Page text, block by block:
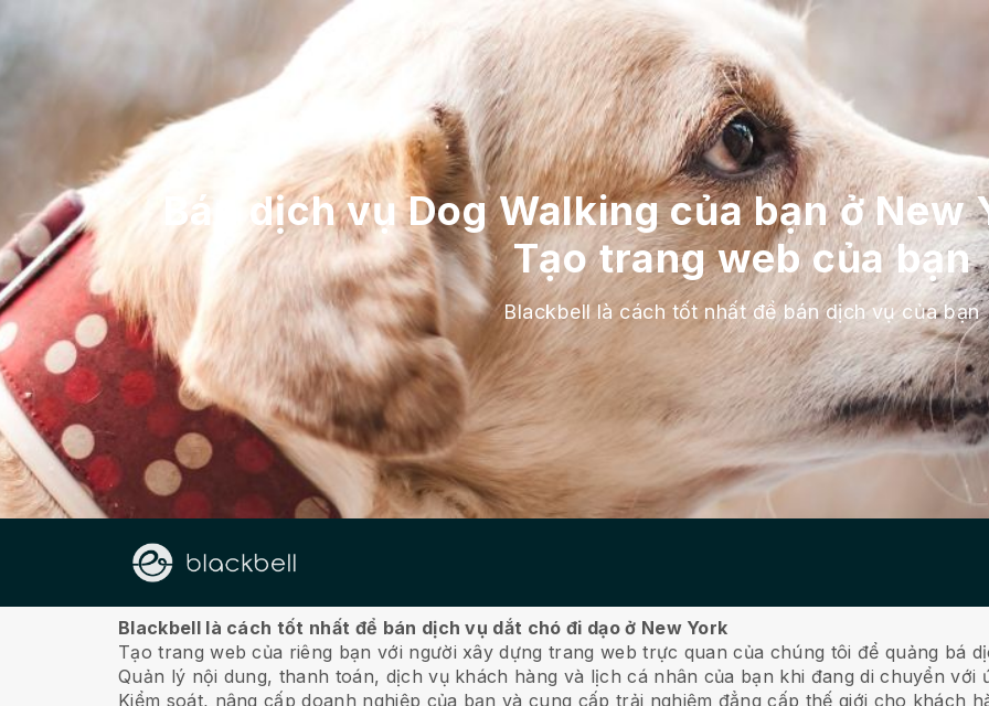
Bán dịch vụ Dog Walking của bạn ở
Tạo trang web của bạn
Blackbell là cách tốt nhất để bán dịch vụ của bạn
Về chúng tôi
Blackbell là cách tốt nhất để bán dịch vụ dắt chó đi dạo ở New York
Tạo trang web của riêng bạn với người xây dựng trang web trực quan của chúng tôi để quảng bá
Quản lý nội dung, thanh toán, dịch vụ khách hàng và lịch cá nhân của bạn khi đang di chuyển với
Kiểm soát, nâng cấp doanh nghiệp của bạn và cung cấp trải nghiệm đẳng cấp thế giới cho khách